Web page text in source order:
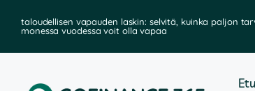
taloudellisen vapauden laskin: selvitä, kuinka paljon
monessa vuodessa voit olla vapaa